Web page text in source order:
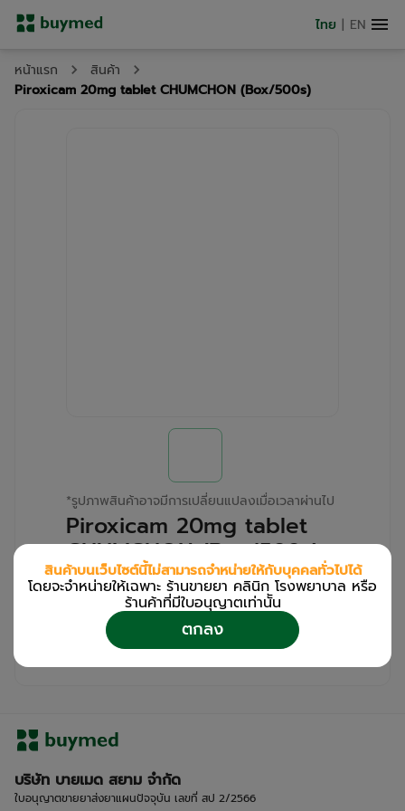
ไทย | EN
หน้าแรก
สินค้า
Piroxicam 20mg tablet CHUMCHON (Box/500s)
*รูปภาพสินค้าอาจมีการเปลี่ยนแปลงเมื่อเวลาผ่านไป
Piroxicam 20mg tablet
CHUMCHON (Box/500s)
สำหรับลูกค้าเฉพาะร้านขายยา คลินิก และโรง
เข้าสู่ระบบ
ลงทะเบียน
เพื่อดูรายละเอียดเพิ่มเติม
บริษัท บายเมด สยาม จำกัด
ใบอนุญาตขายยาส่งยาแผนปัจจุบัน เลขที่ สป 2/2566
สินค้าบนเว็บไซต์นี้ไม่สามารถจำหน่ายให้กับบุคคลทั่วไปได้
โดยจะจำหน่ายให้เฉพาะ ร้านขายยา คลินิก โรงพยาบาล หรือ
ร้านค้าที่มีใบอนุญาตเท่านััน
ตกลง